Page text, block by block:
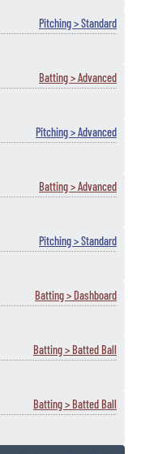
Pitching > Standard
Batting > Advanced
Pitching > Advanced
Batting > Advanced
Pitching > Standard
Batting > Dashboard
Batting > Batted Ball
Batting > Batted Ball